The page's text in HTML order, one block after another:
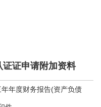
证申请附加资料
年度财务报告(资产负债